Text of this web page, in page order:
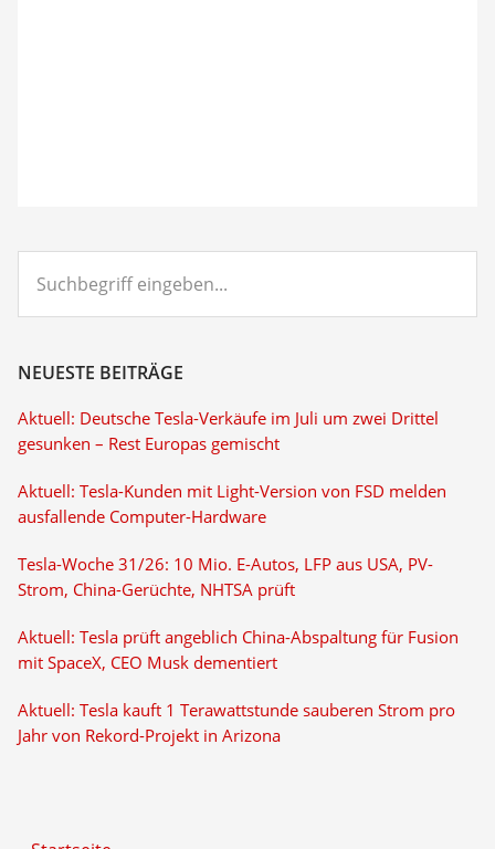
eingeben...
NEUESTE BEITRÄGE
Aktuell: Deutsche Tesla-Verkäufe im Juli um zwei Drittel
gesunken – Rest Europas gemischt
Aktuell: Tesla-Kunden mit Light-Version von FSD melden
ausfallende Computer-Hardware
Tesla-Woche 31/26: 10 Mio. E-Autos, LFP aus USA, PV-
Strom, China-Gerüchte, NHTSA prüft
Aktuell: Tesla prüft angeblich China-Abspaltung für Fusion
mit SpaceX, CEO Musk dementiert
Aktuell: Tesla kauft 1 Terawattstunde sauberen Strom pro
Jahr von Rekord-Projekt in Arizona